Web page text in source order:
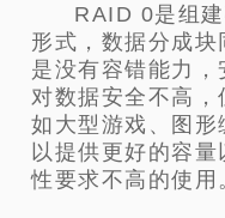
RAID 0是组
形式，数据分成
是没有容错能力
对数据安全不高，
如大型游戏、图
以提供更好的容
性要求不高的使用